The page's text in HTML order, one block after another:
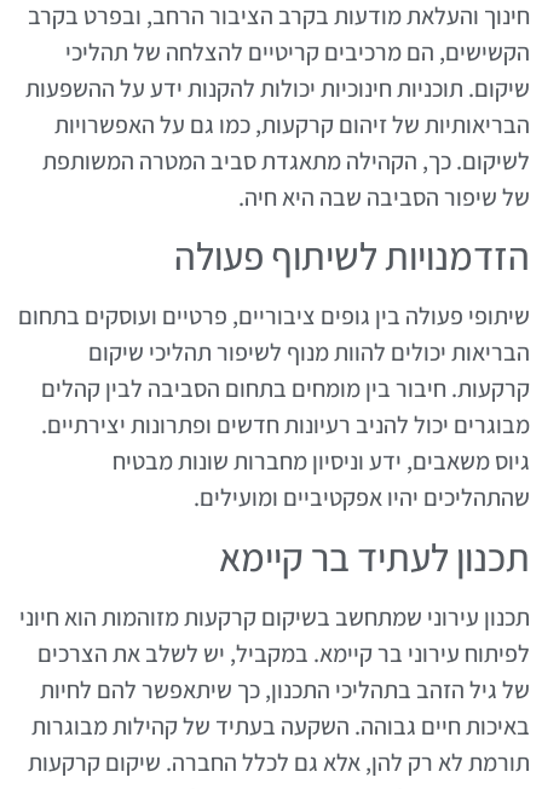
חינוך והעלאת מודעות בקרב הציבור הרחב, ובפרט בקרב
הקשישים, הם מרכיבים קריטיים להצלחה של תהליכי
שיקום. תוכניות חינוכיות יכולות להקנות ידע על ההשפעות
הבריאותיות של זיהום קרקעות, כמו גם על האפשרויות
לשיקום. כך, הקהילה מתאגדת סביב המטרה המשותפת
של שיפור הסביבה שבה היא חיה.
הזדמנויות לשיתוף פעולה
שיתופי פעולה בין גופים ציבוריים, פרטיים ועוסקים בתחום
הבריאות יכולים להוות מנוף לשיפור תהליכי שיקום
קרקעות. חיבור בין מומחים בתחום הסביבה לבין קהלים
מבוגרים יכול להניב רעיונות חדשים ופתרונות יצירתיים.
גיוס משאבים, ידע וניסיון מחברות שונות מבטיח
שהתהליכים יהיו אפקטיביים ומועילים.
תכנון לעתיד בר קיימא
תכנון עירוני שמתחשב בשיקום קרקעות מזוהמות הוא חיוני
לפיתוח עירוני בר קיימא. במקביל, יש לשלב את הצרכים
של גיל הזהב בתהליכי התכנון, כך שיתאפשר להם לחיות
באיכות חיים גבוהה. השקעה בעתיד של קהילות מבוגרות
תורמת לא רק להן, אלא גם לכלל החברה. שיקום קרקעות